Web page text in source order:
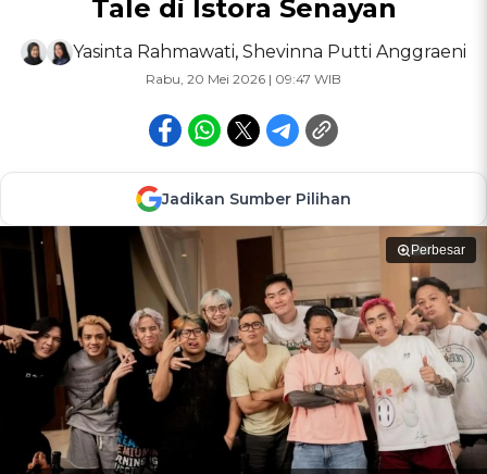
Tale di Istora Senayan
Yasinta Rahmawati, Shevinna Putti Anggraeni
Rabu, 20 Mei 2026 | 09:47 WIB
Jadikan Sumber Pilihan
Perbesar